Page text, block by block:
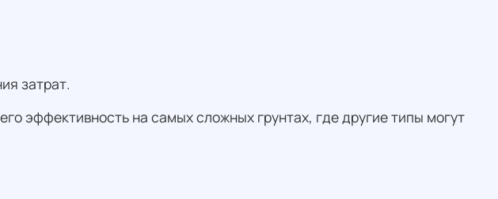
затрат.
эффективность на самых сложных грунтах, где другие типы могут